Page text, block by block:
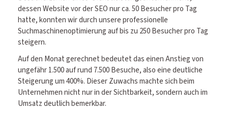
dessen Website vor der SEO nur ca. 50 Besucher pro Tag
hatte, konnten wir durch unsere professionelle
Suchmaschinenoptimierung auf bis zu 250 Besucher pro Tag
steigern.
Auf den Monat gerechnet bedeutet das einen Anstieg von
ungefähr 1.500 auf rund 7.500 Besuche, also eine deutliche
Steigerung um 400%. Dieser Zuwachs machte sich beim
Unternehmen nicht nur in der Sichtbarkeit, sondern auch im
Umsatz deutlich bemerkbar.